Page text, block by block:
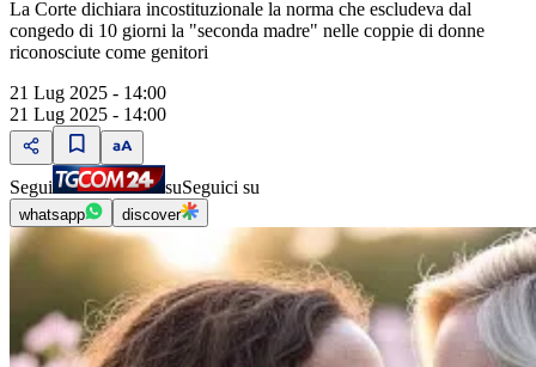
La Corte dichiara incostituzionale la norma che escludeva dal
congedo di 10 giorni la "seconda madre" nelle coppie di donne
riconosciute come genitori
21 Lug 2025 - 14:00
21 Lug 2025 - 14:00
Segui suSeguici su
whatsapp discover